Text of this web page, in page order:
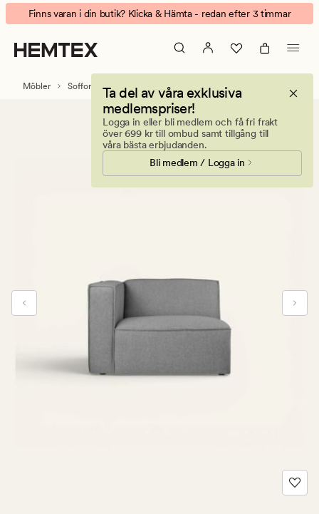
Isa
Modul
1,5-
sits
vänster
Animerad
banner.
Klicka
på
Finns varan i din butik? Klicka & Hämta - redan efter 3 timmar
Ta del av våra exklusiva
medlemspriser!
Logga in eller bli medlem och få fri frakt
över 699 kr till ombud samt tillgång till
våra bästa erbjudanden.
Bli medlem / Logga in
Möbler Soffor Modulsoffor